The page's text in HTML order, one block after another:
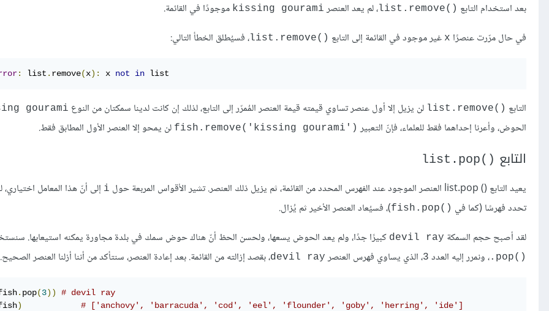
بعد استخدام التابع list.remove()‎ ، لم يعد العنصر kissing gourami موجودًا في القائمة.
في حال مرّرت عنصرًا x غير موجود في القائمة إلى التابع list.remove()‎ ، فسيُطلق الخطأ التالي:
: list . remove(x): x not in list
التابع list.remove()‎ لن يزيل إلا أول عنصر تساوي قيمته قيمة العنصر المُمرّر إلى التابع، لذلك إن كانت لدينا سمكتان من النوع gourami
الحوض، وأعرنا إحداهما فقط للعلماء، فإنّ التعبير fish.remove('kissing gourami')‎ لن يمحو إلا العنصر الأول المطابق فقط.
التابع list.pop()‎
يعيد التابع list.pop () العنصر الموجود عند الفهرس المحدد من القائمة، ثم يزيل ذلك العنصر. تشير الأقواس المربعة حول i إلى أنّ هذا المعامل اختياري،
تحدد فهرسًا (كما في fish.pop()‎)، فسيُعاد العنصر الأخير ثم يُزال.
لقد أصبح حجم السمكة devil ray كبيرًا جدًا، ولم يعد الحوض يسعها، ولحسن الحظ أنّ هناك حوض سمك في بلدة مجاورة يمكنه استيعابها.
‎.‎pop()‎، ونمرر إليه العدد 3، الذي يساوي فهرس العنصر devil ray، بقصد إزالته من القائمة. بعد إعادة العنصر، سنتأكد من أننا أزلنا العنصر الصحيح.
. pop(3))
# devil ray
) # ['anchovy', 'barracuda', 'cod', 'eel', 'flounder', 'goby', 'herring', 'ide']